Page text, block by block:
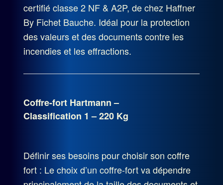
certifié classe 2 NF & A2P, de chez Haffner
By Fichet Bauche. Idéal pour la protection
des valeurs et des documents contre les
incendies et les effractions.
Coffre-fort Hartmann –
Classification 1 – 220 Kg
Définir ses besoins pour choisir son coffre
fort : Le choix d’un coffre-fort va dépendre